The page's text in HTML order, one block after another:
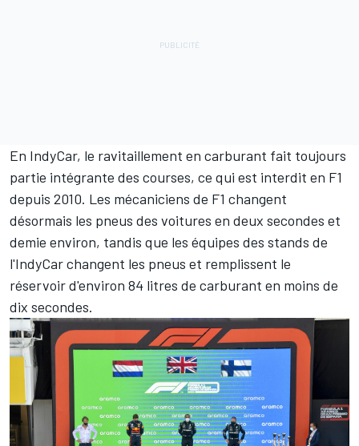
En IndyCar, le ravitaillement en carburant fait toujours
partie intégrante des courses, ce qui est interdit en F1
depuis 2010. Les mécaniciens de F1 changent
désormais les pneus des voitures en deux secondes et
demie environ, tandis que les équipes des stands de
l'IndyCar changent les pneus et remplissent le
réservoir d'environ 84 litres de carburant en moins de
dix secondes.